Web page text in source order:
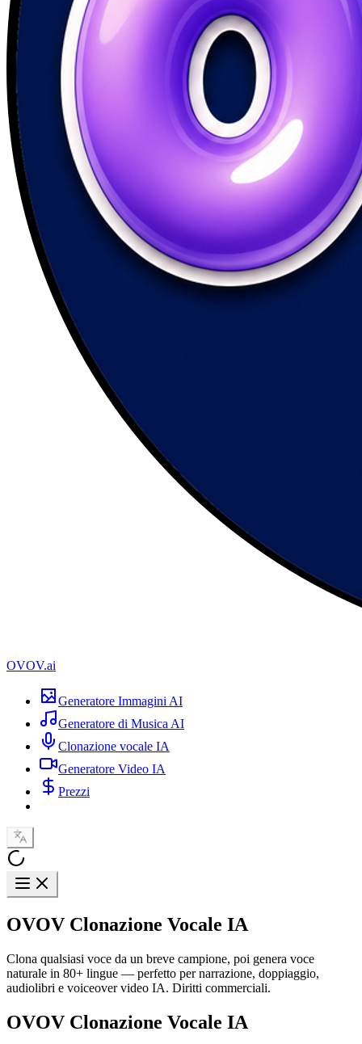
OVOV.ai
Generatore Immagini AI
Generatore di Musica AI
Clonazione vocale IA
Generatore Video IA
Prezzi
OVOV Clonazione Vocale IA
Clona qualsiasi voce da un breve campione, poi genera voce
naturale in 80+ lingue — perfetto per narrazione, doppiaggio,
audiolibri e voiceover video IA. Diritti commerciali.
OVOV Clonazione Vocale IA